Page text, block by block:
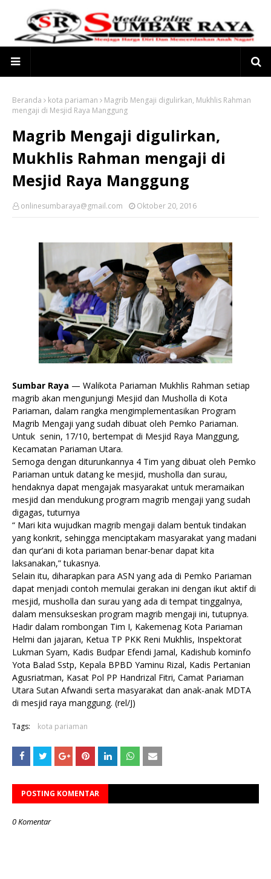
Beranda kota pariaman
Magrib Mengaji digulirkan, Mukhlis Rahman
mengaji di Mesjid Raya Manggung
Magrib Mengaji digulirkan,
Mukhlis Rahman mengaji di
Mesjid Raya Manggung
onlinesumbaraya@gmail.com Oktober 20, 2016
Sumbar Raya — Walikota Pariaman Mukhlis Rahman setiap
magrib akan mengunjungi Mesjid dan Musholla di Kota
Pariaman, dalam rangka mengimplementasikan Program
Magrib Mengaji yang sudah dibuat oleh Pemko Pariaman.
Untuk senin, 17/10, bertempat di Mesjid Raya Manggung,
Kecamatan Pariaman Utara.
Semoga dengan diturunkannya 4 Tim yang dibuat oleh Pemko
Pariaman untuk datang ke mesjid, musholla dan surau,
hendaknya dapat mengajak masyarakat untuk meramaikan
mesjid dan mendukung program magrib mengaji yang sudah
digagas, tuturnya
“ Mari kita wujudkan magrib mengaji dalam bentuk tindakan
yang konkrit, sehingga menciptakam masyarakat yang madani
dan qur’ani di kota pariaman benar-benar dapat kita
laksanakan,” tukasnya.
Selain itu, diharapkan para ASN yang ada di Pemko Pariaman
dapat menjadi contoh memulai gerakan ini dengan ikut aktif di
mesjid, musholla dan surau yang ada di tempat tinggalnya,
dalam mensukseskan program magrib mengaji ini, tutupnya.
Hadir dalam rombongan Tim I, Kakemenag Kota Pariaman
Helmi dan jajaran, Ketua TP PKK Reni Mukhlis, Inspektorat
Lukman Syam, Kadis Budpar Efendi Jamal, Kadishub kominfo
Yota Balad Sstp, Kepala BPBD Yaminu Rizal, Kadis Pertanian
Agusriatman, Kasat Pol PP Handrizal Fitri, Camat Pariaman
Utara Sutan Afwandi serta masyarakat dan anak-anak MDTA
di mesjid raya manggung. (rel/J)
Tags: kota pariaman
POSTING KOMENTAR
0 Komentar